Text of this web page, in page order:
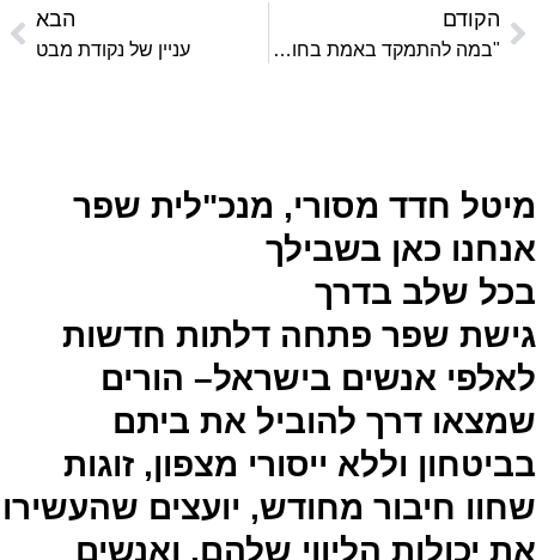
הקודם
"במה להתמקד באמת בחופש הגדול"
הבא
עניין של נקודת מבט
מיטל חדד מסורי, מנכ"לית שפר
אנחנו כאן בשבילך
בכל שלב בדרך
גישת שפר פתחה דלתות חדשות
לאלפי אנשים בישראל– הורים
שמצאו דרך להוביל את ביתם
בביטחון וללא ייסורי מצפון, זוגות
שחוו חיבור מחודש, יועצים שהעשירו
את יכולות הליווי שלהם, ואנשים